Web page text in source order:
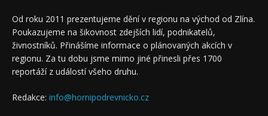
Od roku 2011 prezentujeme dění v regionu na východ od Zlína.
Poukazujeme na šikovnost zdejších lidí, podnikatelů,
živnostníků. Přinášíme informace o plánovaných akcích v
regionu. Za tu dobu jsme mimo jiné přinesli přes 1700
reportáží z událostí všeho druhu.
Redakce: info@hornipodrevnicko.cz